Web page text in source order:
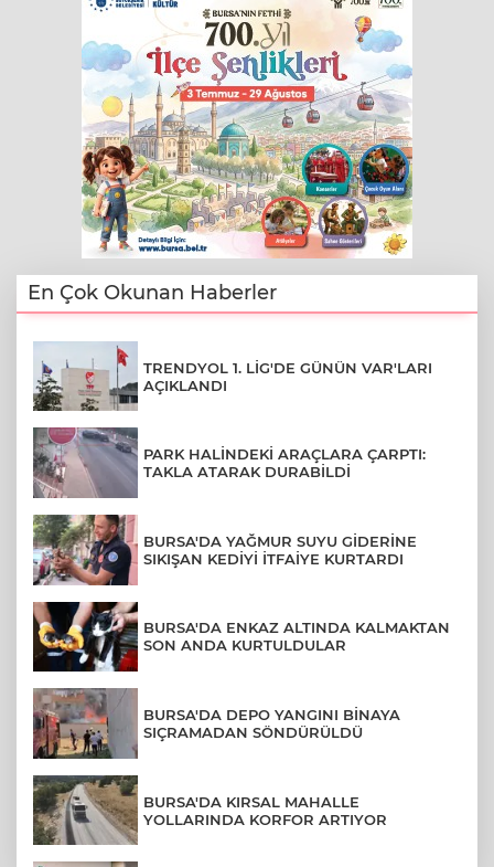
En Çok Okunan Haberler
TRENDYOL 1. LİG'DE GÜNÜN VAR'LARI
AÇIKLANDI
PARK HALİNDEKİ ARAÇLARA ÇARPTI:
TAKLA ATARAK DURABİLDİ
BURSA'DA YAĞMUR SUYU GİDERİNE
SIKIŞAN KEDİYİ İTFAİYE KURTARDI
BURSA'DA ENKAZ ALTINDA KALMAKTAN
SON ANDA KURTULDULAR
BURSA'DA DEPO YANGINI BİNAYA
SIÇRAMADAN SÖNDÜRÜLDÜ
BURSA'DA KIRSAL MAHALLE
YOLLARINDA KORFOR ARTIYOR